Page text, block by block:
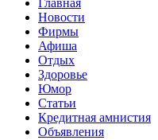
Главная
Новости
Фирмы
Афиша
Отдых
Здоровье
Юмор
Статьи
Кредитная амнистия
Объявления